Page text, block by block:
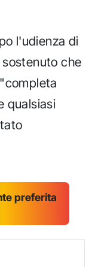
l'udienza di
che
qualsiasi
preferita